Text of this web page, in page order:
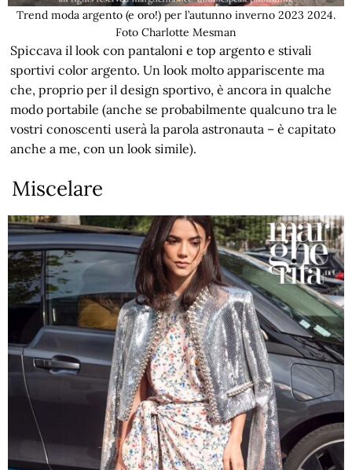
Trend moda argento (e oro!) per l’autunno inverno 2023 2024.
Foto Charlotte Mesman
Spiccava il look con pantaloni e top argento e stivali
sportivi color argento. Un look molto appariscente ma
che, proprio per il design sportivo, è ancora in qualche
modo portabile (anche se probabilmente qualcuno tra le
vostri conoscenti userà la parola astronauta – è capitato
anche a me, con un look simile).
Miscelare